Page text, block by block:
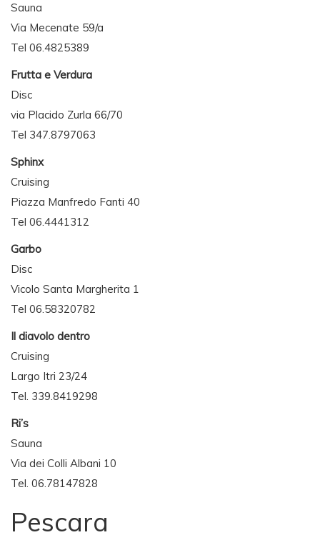
Sauna
Via Mecenate 59/a
Tel 06.4825389
Frutta e Verdura
Disc
via Placido Zurla 66/70
Tel 347.8797063
Sphinx
Cruising
Piazza Manfredo Fanti 40
Tel 06.4441312
Garbo
Disc
Vicolo Santa Margherita 1
Tel 06.58320782
Il diavolo dentro
Cruising
Largo Itri 23/24
Tel. 339.8419298
Ri’s
Sauna
Via dei Colli Albani 10
Tel. 06.78147828
Pescara